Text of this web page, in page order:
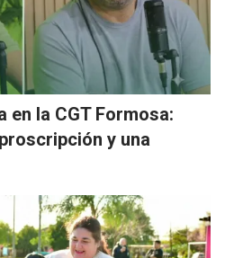
en la CGT Formosa:
y una